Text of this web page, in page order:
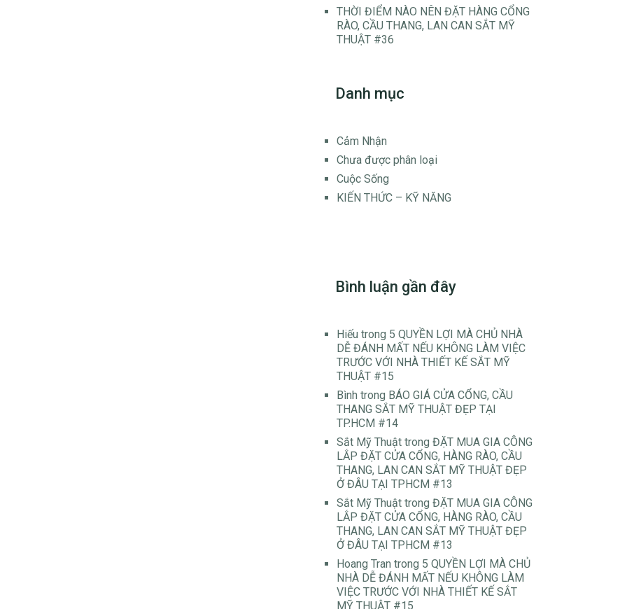
THỜI ĐIỂM NÀO NÊN ĐẶT HÀNG CỔNG
RÀO, CẦU THANG, LAN CAN SẮT MỸ
THUẬT #36
Danh mục
Cảm Nhận
Chưa được phân loại
Cuộc Sống
KIẾN THỨC – KỸ NĂNG
Bình luận gần đây
Hiếu trong 5 QUYỀN LỢI MÀ CHỦ NHÀ
DỄ ĐÁNH MẤT NẾU KHÔNG LÀM VIỆC
TRƯỚC VỚI NHÀ THIẾT KẾ SẮT MỸ
THUẬT #15
Bình trong BÁO GIÁ CỬA CỔNG, CẦU
THANG SẮT MỸ THUẬT ĐẸP TẠI
TP.HCM #14
Sắt Mỹ Thuật trong ĐẶT MUA GIA CÔNG
LẮP ĐẶT CỬA CỔNG, HÀNG RÀO, CẦU
THANG, LAN CAN SẮT MỸ THUẬT ĐẸP
Ở ĐÂU TẠI TPHCM #13
Sắt Mỹ Thuật trong ĐẶT MUA GIA CÔNG
LẮP ĐẶT CỬA CỔNG, HÀNG RÀO, CẦU
THANG, LAN CAN SẮT MỸ THUẬT ĐẸP
Ở ĐÂU TẠI TPHCM #13
Hoang Tran trong 5 QUYỀN LỢI MÀ CHỦ
NHÀ DỄ ĐÁNH MẤT NẾU KHÔNG LÀM
VIỆC TRƯỚC VỚI NHÀ THIẾT KẾ SẮT
MỸ THUẬT #15